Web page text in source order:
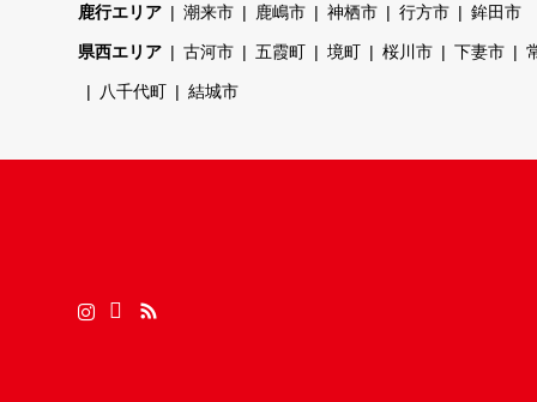
鹿行エリア 潮来市 鹿嶋市 神栖市 行方市 鉾田市
県西エリア 古河市 五霞町 境町 桜川市 下妻市
八千代町 結城市